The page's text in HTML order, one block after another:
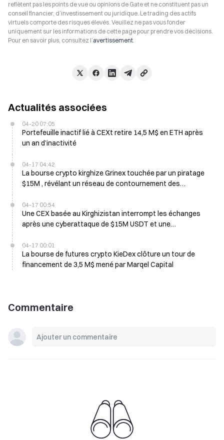
reflètent pas les points de vue ou opinions de Gate et ne constituent pas un
conseil financier, d’investissement ou juridique. Le trading des actifs
virtuels comporte des risques élevés. Veuillez ne pas vous fonder
uniquement sur les informations de cette page pour prendre vos décisions.
Pour en savoir plus, consultez l’avertissement.
Actualités associées
04-20 07:05
Portefeuille inactif lié à CEXt retire 14,5 M$ en ETH après
un an d’inactivité
04-17 04:42
La bourse crypto kirghize Grinex touchée par un piratage
$15M , révélant un réseau de contournement des
04-17 00:54
Une CEX basée au Kirghizistan interrompt les échanges
après une cyberattaque de $15M USDT et une
04-17 00:01
La bourse de futures crypto KieDex clôture un tour de
financement de 3,5 M$ mené par Marqel Capital
Commentaire